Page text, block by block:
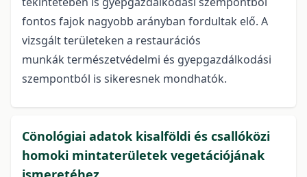
fontos fajok nagyobb arányban fordultak elő. A
vizsgált területeken a restaurációs
munkák természetvédelmi és gyepgazdálkodási
szempontból is sikeresnek mondhatók.
Cönológiai adatok kisalföldi és csallóközi
homoki mintaterületek vegetációjának